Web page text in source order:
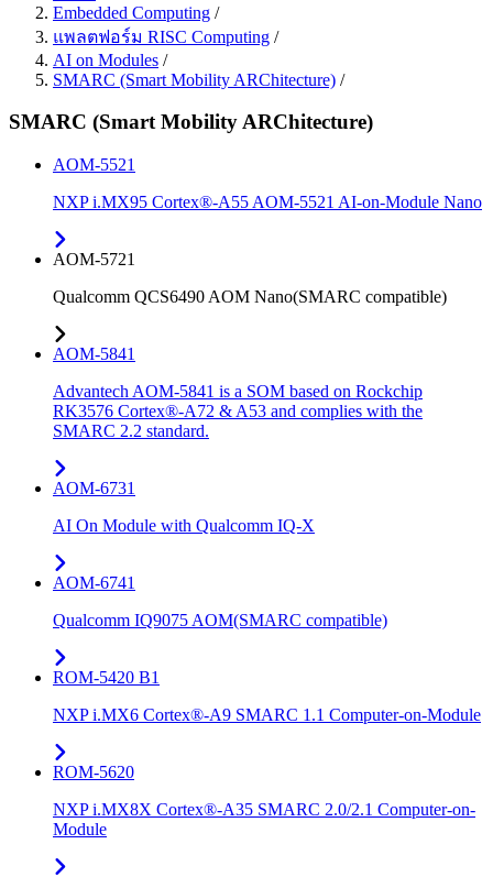
Embedded Computing /
แพลตฟอร์ม RISC Computing /
AI on Modules /
SMARC (Smart Mobility ARChitecture) /
SMARC (Smart Mobility ARChitecture)
AOM-5521
NXP i.MX95 Cortex®-A55 AOM-5521 AI-on-Module Nano
AOM-5721
Qualcomm QCS6490 AOM Nano(SMARC compatible)
AOM-5841
Advantech AOM-5841 is a SOM based on Rockchip
RK3576 Cortex®-A72 & A53 and complies with the
SMARC 2.2 standard.
AOM-6731
AI On Module with Qualcomm IQ-X
AOM-6741
Qualcomm IQ9075 AOM(SMARC compatible)
ROM-5420 B1
NXP i.MX6 Cortex®-A9 SMARC 1.1 Computer-on-Module
ROM-5620
NXP i.MX8X Cortex®-A35 SMARC 2.0/2.1 Computer-on-
Module